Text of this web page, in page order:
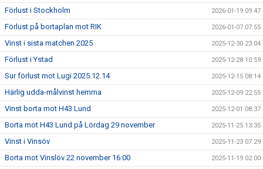
Förlust i Stockholm 2026-01-19 09:47
Förlust på bortaplan mot RIK 2026-01-07 07:55
Vinst i sista matchen 2025 2025-12-30 23:04
Förlust i Ystad 2025-12-28 10:59
Sur förlust mot Lugi 2025.12.14 2025-12-15 08:14
Härlig udda-målvinst hemma 2025-12-09 22:55
Vinst borta mot H43 Lund 2025-12-01 08:37
Borta mot H43 Lund på Lördag 29 november 2025-11-25 13:35
Vinst i Vinsöv 2025-11-23 07:29
Borta mot Vinslöv 22 november 16:00 2025-11-19 02:00